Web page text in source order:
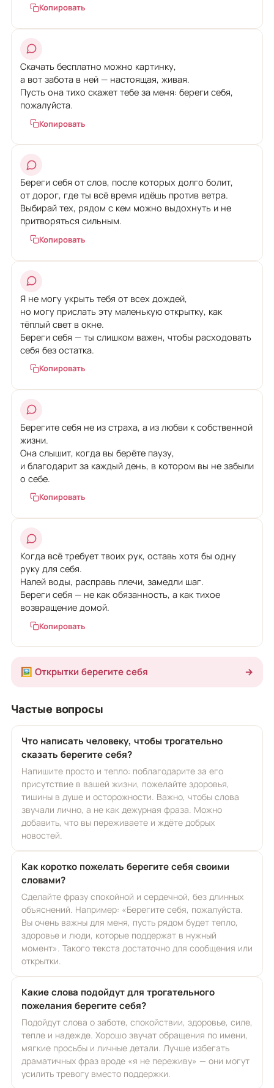
Копировать
Скачать бесплатно можно картинку,
а вот забота в ней — настоящая, живая.
Пусть она тихо скажет тебе за меня: береги себя,
пожалуйста.
Копировать
Береги себя от слов, после которых долго болит,
от дорог, где ты всё время идёшь против ветра.
Выбирай тех, рядом с кем можно выдохнуть и не
притворяться сильным.
Копировать
Я не могу укрыть тебя от всех дождей,
но могу прислать эту маленькую открытку, как
тёплый свет в окне.
Береги себя — ты слишком важен, чтобы расходовать
себя без остатка.
Копировать
Берегите себя не из страха, а из любви к собственной
жизни.
Она слышит, когда вы берёте паузу,
и благодарит за каждый день, в котором вы не забыли
о себе.
Копировать
Когда всё требует твоих рук, оставь хотя бы одну
руку для себя.
Налей воды, расправь плечи, замедли шаг.
Береги себя — не как обязанность, а как тихое
возвращение домой.
Копировать
🖼️ Открытки берегите себя →
Частые вопросы
Что написать человеку, чтобы трогательно
сказать берегите себя?
Напишите просто и тепло: поблагодарите за его
присутствие в вашей жизни, пожелайте здоровья,
тишины в душе и осторожности. Важно, чтобы слова
звучали лично, а не как дежурная фраза. Можно
добавить, что вы переживаете и ждёте добрых
новостей.
Как коротко пожелать берегите себя своими
словами?
Сделайте фразу спокойной и сердечной, без длинных
объяснений. Например: «Берегите себя, пожалуйста.
Вы очень важны для меня, пусть рядом будет тепло,
здоровье и люди, которые поддержат в нужный
момент». Такого текста достаточно для сообщения или
открытки.
Какие слова подойдут для трогательного
пожелания берегите себя?
Подойдут слова о заботе, спокойствии, здоровье, силе,
тепле и надежде. Хорошо звучат обращения по имени,
мягкие просьбы и личные детали. Лучше избегать
драматичных фраз вроде «я не переживу» — они могут
усилить тревогу вместо поддержки.